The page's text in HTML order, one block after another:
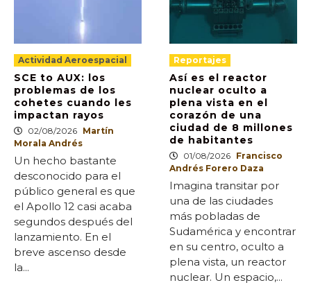
Actividad Aeroespacial
SCE to AUX: los
problemas de los
cohetes cuando les
impactan rayos
02/08/2026 Martín
Morala Andrés
Un hecho bastante
desconocido para el
público general es que
el Apollo 12 casi acaba
segundos después del
lanzamiento. En el
breve ascenso desde
la...
Reportajes
Así es el reactor
nuclear oculto a
plena vista en el
corazón de una
ciudad de 8 millones
de habitantes
01/08/2026 Francisco
Andrés Forero Daza
Imagina transitar por
una de las ciudades
más pobladas de
Sudamérica y encontrar
en su centro, oculto a
plena vista, un reactor
nuclear. Un espacio,...